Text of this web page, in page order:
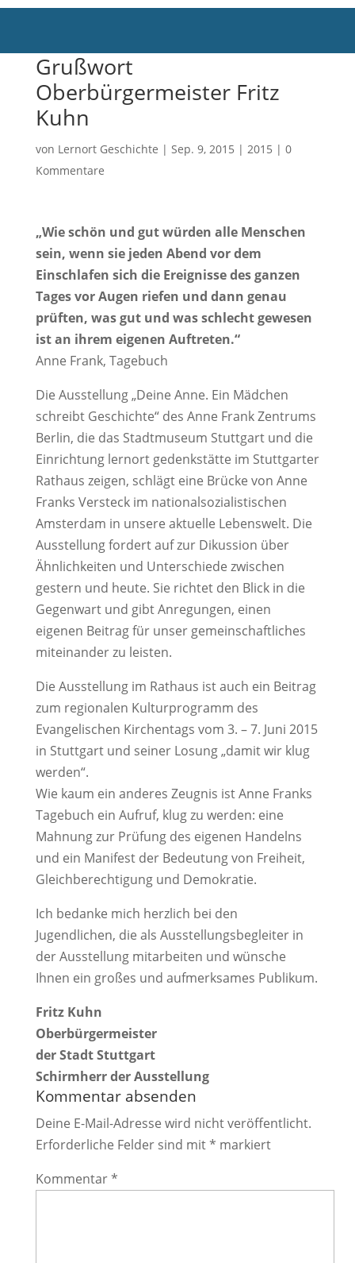
Grußwort
Oberbürgermeister Fritz
Kuhn
von Lernort Geschichte | Sep. 9, 2015 | 2015 | 0
Kommentare
„Wie schön und gut würden alle Menschen
sein, wenn sie jeden Abend vor dem
Einschlafen sich die Ereignisse des ganzen
Tages vor Augen riefen und dann genau
prüften, was gut und was schlecht gewesen
ist an ihrem eigenen Auftreten.“
Anne Frank, Tagebuch
Die Ausstellung „Deine Anne. Ein Mädchen
schreibt Geschichte“ des Anne Frank Zentrums
Berlin, die das Stadtmuseum Stuttgart und die
Einrichtung lernort gedenkstätte im Stuttgarter
Rathaus zeigen, schlägt eine Brücke von Anne
Franks Versteck im nationalsozialistischen
Amsterdam in unsere aktuelle Lebenswelt. Die
Ausstellung fordert auf zur Dikussion über
Ähnlichkeiten und Unterschiede zwischen
gestern und heute. Sie richtet den Blick in die
Gegenwart und gibt Anregungen, einen
eigenen Beitrag für unser gemeinschaftliches
miteinander zu leisten.
Die Ausstellung im Rathaus ist auch ein Beitrag
zum regionalen Kulturprogramm des
Evangelischen Kirchentags vom 3. – 7. Juni 2015
in Stuttgart und seiner Losung „damit wir klug
werden“.
Wie kaum ein anderes Zeugnis ist Anne Franks
Tagebuch ein Aufruf, klug zu werden: eine
Mahnung zur Prüfung des eigenen Handelns
und ein Manifest der Bedeutung von Freiheit,
Gleichberechtigung und Demokratie.
Ich bedanke mich herzlich bei den
Jugendlichen, die als Ausstellungsbegleiter in
der Ausstellung mitarbeiten und wünsche
Ihnen ein großes und aufmerksames Publikum.
Fritz Kuhn
Oberbürgermeister
der Stadt Stuttgart
Schirmherr der Ausstellung
Kommentar absenden
Deine E-Mail-Adresse wird nicht veröffentlicht.
Erforderliche Felder sind mit* markiert
Kommentar*